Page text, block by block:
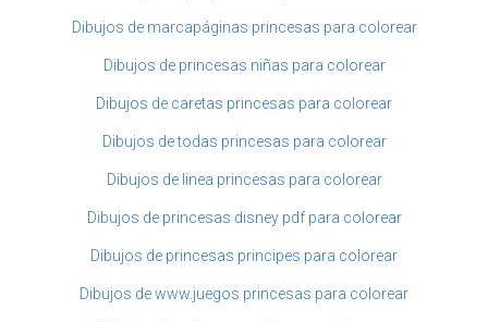
Dibujos de marcapáginas princesas para colorear
Dibujos de princesas niñas para colorear
Dibujos de caretas princesas para colorear
Dibujos de todas princesas para colorear
Dibujos de linea princesas para colorear
Dibujos de princesas disney pdf para colorear
Dibujos de princesas principes para colorear
Dibujos de www.juegos princesas para colorear